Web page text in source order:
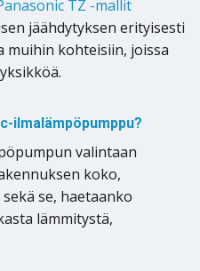
TZ -mallit
jäähdytyksen erityisesti
kohteisiin, joissa
ilmalämpöpumppu?
valintaan
koko,
se, haetaanko
lämmitystä,